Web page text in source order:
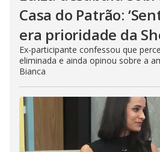
Casa do Patrão:
era prioridade da
Ex-participante confessou que
eliminada e ainda opinou sobre a
Bianca